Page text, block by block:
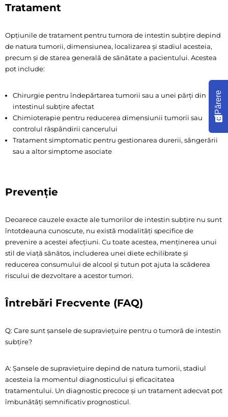
Tratament
Opțiunile de tratament pentru tumora de intestin subțire depind
de natura tumorii, dimensiunea, localizarea și stadiul acesteia,
precum și de starea generală de sănătate a pacientului. Acestea
pot include:
Chirurgie pentru îndepărtarea tumorii sau a unei părți din
intestinul subțire afectat
Chimioterapie pentru reducerea dimensiunii tumorii sau
controlul răspândirii cancerului
Tratament simptomatic pentru gestionarea durerii, sângerării
sau a altor simptome asociate
Prevenție
Deoarece cauzele exacte ale tumorilor de intestin subțire nu sunt
întotdeauna cunoscute, nu există modalități specifice de
prevenire a acestei afecțiuni. Cu toate acestea, menținerea unui
stil de viață sănătos, includerea unei diete echilibrate și
reducerea consumului de alcool și tutun pot ajuta la scăderea
riscului de dezvoltare a acestor tumori.
Întrebări Frecvente (FAQ)
Q: Care sunt șansele de supraviețuire pentru o tumoră de intestin
subțire?
A: Șansele de supraviețuire depind de natura tumorii, stadiul
acesteia la momentul diagnosticului și eficacitatea
tratamentului. Un diagnostic precoce și un tratament adecvat pot
îmbunătăți semnificativ prognosticul.
Părere